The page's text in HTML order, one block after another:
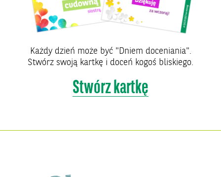
Każdy dzień może być "Dniem doceniania".
Stwórz swoją kartkę i doceń kogoś bliskiego.
Stwórz kartkę